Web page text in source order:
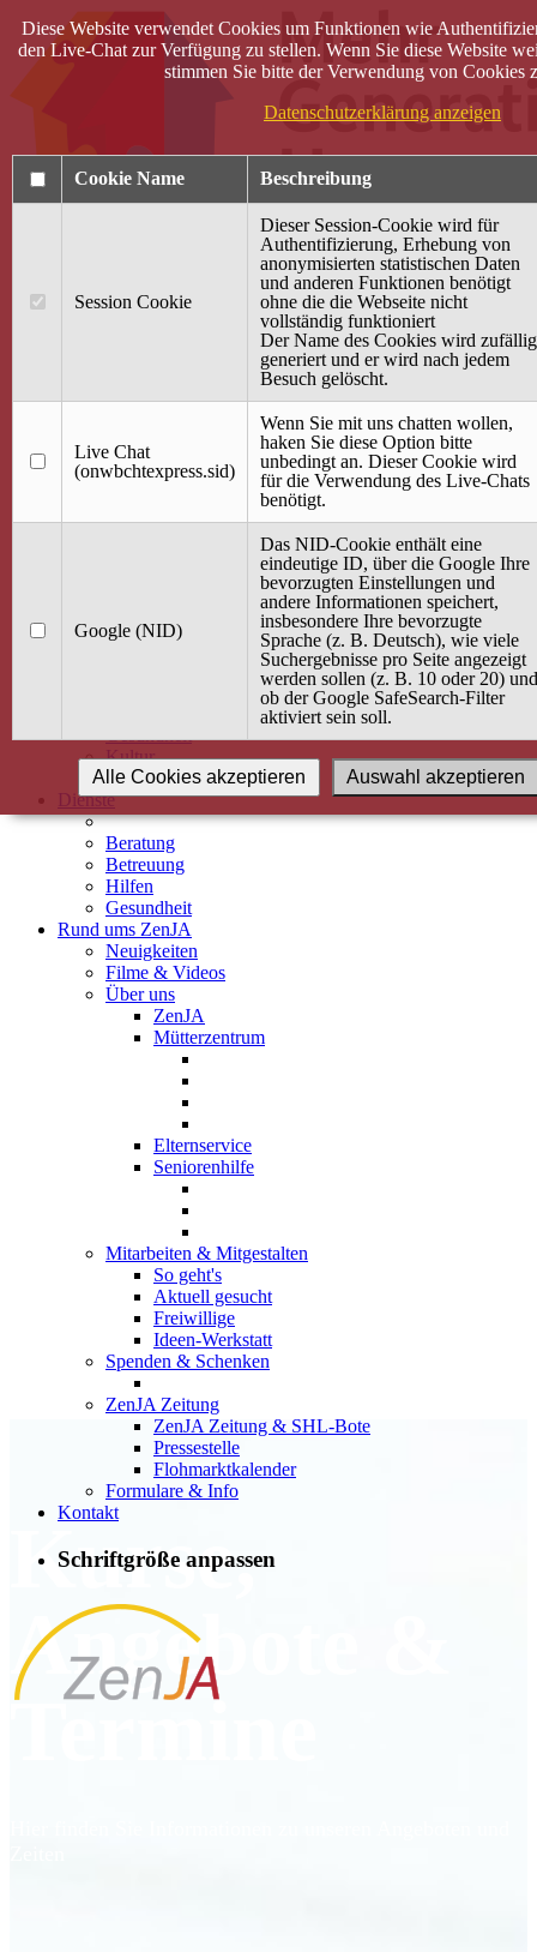
40 Jahre Mütterzentrum
Terminkalender
Gemeinsam aktiv
Gemeinsam unterwegs
wirFAIRändern
Angebot / Kurs suchen
Babybauch & Elternschaft
Gesundheit
Kultur
Alle Kurse
Dienste
Beratung
Betreuung
Hilfen
Gesundheit
Rund ums ZenJA
Neuigkeiten
Filme & Videos
Über uns
ZenJA
Mütterzentrum
Elternservice
Seniorenhilfe
Mitarbeiten & Mitgestalten
So geht's
Aktuell gesucht
Freiwillige
Ideen-Werkstatt
Spenden & Schenken
ZenJA Zeitung
ZenJA Zeitung & SHL-Bote
Pressestelle
Flohmarktkalender
Formulare & Info
Kontakt
Schriftgröße anpassen
Kurse,
Angebote &
Termine
Diese Website verwendet Cookies um Funktionen wie
den Live-Chat zur Verfügung zu stellen. Wenn Sie diese Website
stimmen Sie bitte der Verwendung von Cookies
Datenschutzerklärung anzeigen
Cookie Name Beschreibung
Session Cookie
Dieser Session-Cookie wird für
Authentifizierung, Erhebung von
anonymisierten statistischen Daten
und anderen Funktionen benötigt
ohne die die Webseite nicht
vollständig funktioniert
Der Name des Cookies wird zufällig
generiert und er wird nach jedem
Besuch gelöscht.
Live Chat
(onwbchtexpress.sid)
Wenn Sie mit uns chatten wollen,
haken Sie diese Option bitte
unbedingt an. Dieser Cookie wird
für die Verwendung des Live-Chats
benötigt.
Google (NID)
Das NID-Cookie enthält eine
eindeutige ID, über die Google Ihre
bevorzugten Einstellungen und
andere Informationen speichert,
insbesondere Ihre bevorzugte
Sprache (z. B. Deutsch), wie viele
Suchergebnisse pro Seite angezeigt
werden sollen (z. B. 10 oder 20) und
ob der Google SafeSearch-Filter
aktiviert sein soll.
Auswahl akzeptieren
Alle Cookies akzeptieren